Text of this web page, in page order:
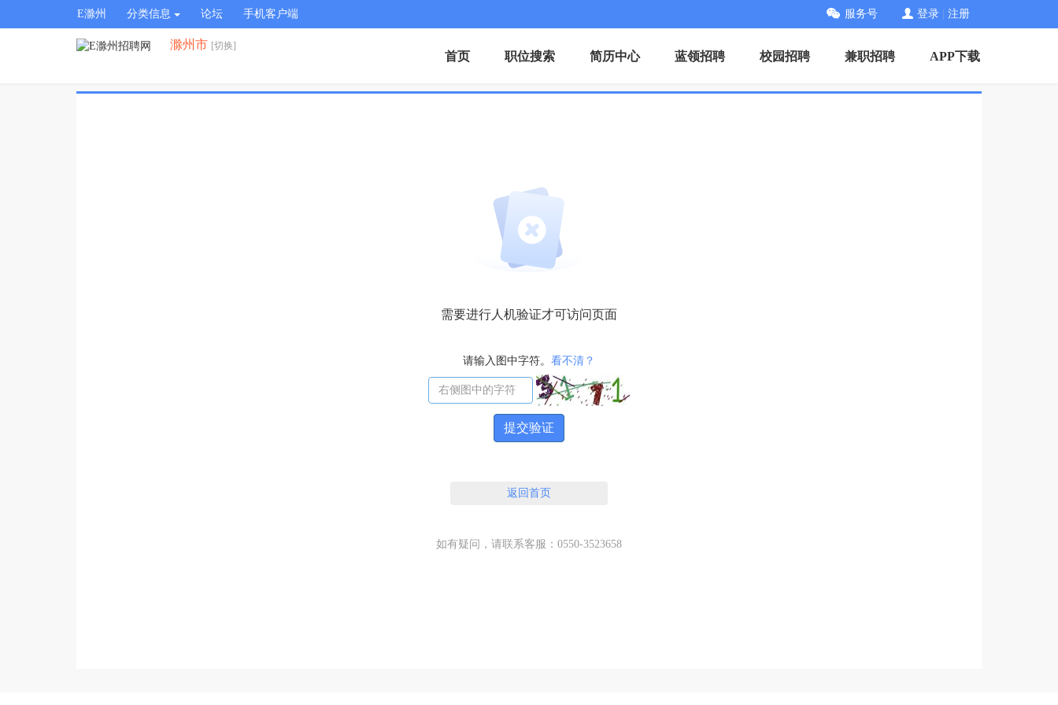
E滁州 分类信息 论坛 手机客户端 服务号 登录 注册
滁州市 [切换]
首页 职位搜索 简历中心 蓝领招聘 校园招聘 兼职招聘 APP下载
需要进行人机验证才可访问页面
请输入图中字符。 看不清？
提交验证
返回首页
如有疑问，请联系客服：0550-3523658